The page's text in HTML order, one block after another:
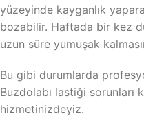
yüzeyinde kayganlık
bozabilir. Haftada bir kez
uzun süre yumuşak
Bu gibi durumlarda
Buzdolabı lastiği sorunları
hizmetinizdeyiz.